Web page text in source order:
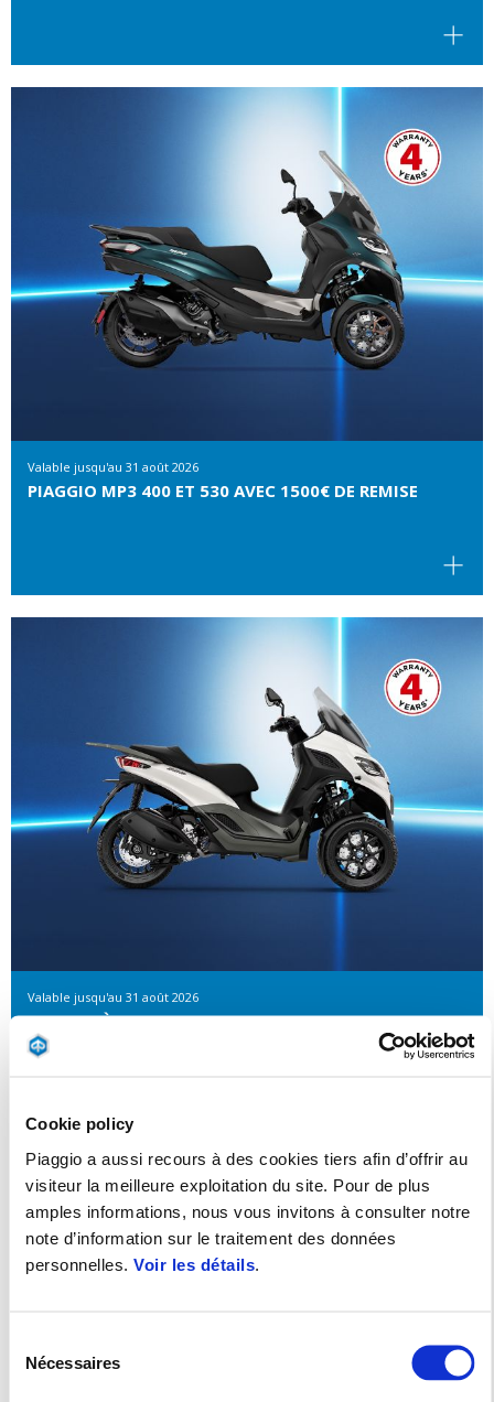
Cookie policy
Piaggio a aussi recours à des cookies tiers afin d’offrir au
visiteur la meilleure exploitation du site. Pour de plus
amples informations, nous vous invitons à consulter notre
note d’information sur le traitement des données
personnelles. Voir les détails
Nécessaires
Valable jusqu'au 31 août 2026
PIAGGIO MP3 400 ET 530 AVEC 1500€ DE REMISE
Valable jusqu'au 31 août 2026
MP3 310 À PARTIR DE 89€/MOIS OU 1100€ DE
REMISE IMMÉDIATE